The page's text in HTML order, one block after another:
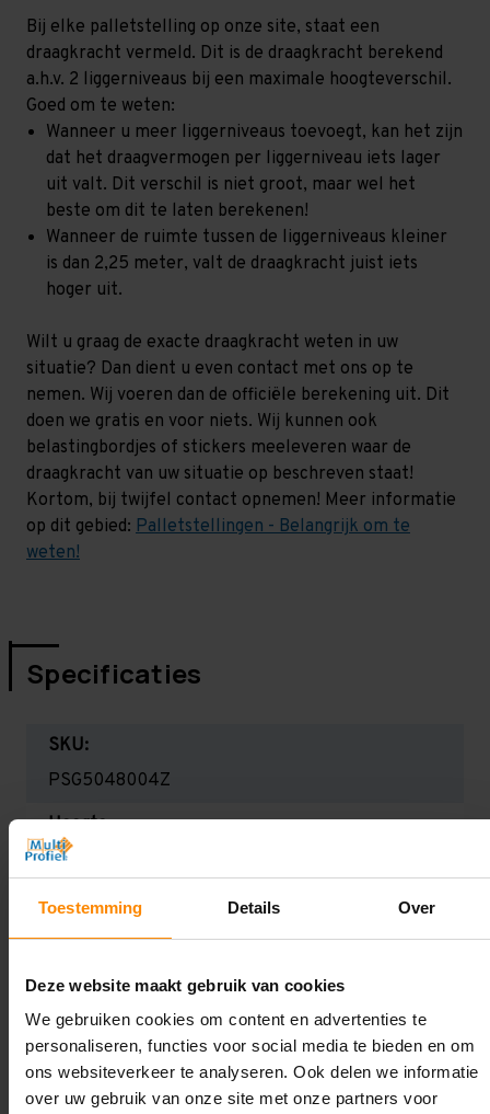
Toestemming Details Over
Deze website maakt gebruik van cookies
We gebruiken cookies om content en advertenties te
personaliseren, functies voor social media te bieden en om
ons websiteverkeer te analyseren. Ook delen we informatie
over uw gebruik van onze site met onze partners voor
Bij elke palletstelling op onze site, staat een
draagkracht vermeld. Dit is de draagkracht berekend
a.h.v. 2 liggerniveaus bij een maximale hoogteverschil.
Goed om te weten:
Wanneer u meer liggerniveaus toevoegt, kan het zijn
dat het draagvermogen per liggerniveau iets lager
uit valt. Dit verschil is niet groot, maar wel het
beste om dit te laten berekenen!
Wanneer de ruimte tussen de liggerniveaus kleiner
is dan 2,25 meter, valt de draagkracht juist iets
hoger uit.
Wilt u graag de exacte draagkracht weten in uw
situatie? Dan dient u even contact met ons op te
nemen. Wij voeren dan de officiële berekening uit. Dit
doen we gratis en voor niets. Wij kunnen ook
belastingbordjes of stickers meeleveren waar de
draagkracht van uw situatie op beschreven staat!
Kortom, bij twijfel contact opnemen! Meer informatie
op dit gebied: Palletstellingen - Belangrijk om te
weten!
Specificaties
SKU:
PSG5048004Z
Hoogte:
5.000 mm
Diepte:
1.100 mm
Lengte:
4.800 mm
Liggerlengte:
2.700 mm